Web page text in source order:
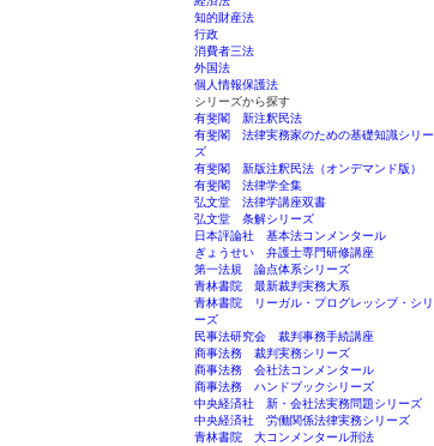
知的財産法
行政
消費者三法
外国法
個人情報保護法
シリーズから探す
有斐閣 新注釈民法
有斐閣 法律実務家のための基礎知識シリー
ズ
有斐閣 新版注釈民法（オンデマンド版）
有斐閣 法律学全集
弘文堂 法律学講座双書
弘文堂 条解シリーズ
日本評論社 基本法コンメンタール
ぎょうせい 弁護士専門研修講座
第一法規 論点体系シリーズ
青林書院 最新裁判実務大系
青林書院 リーガル・プログレッシブ・シリ
ーズ
民事法研究会 裁判事務手続講座
商事法務 裁判実務シリーズ
商事法務 会社法コンメンタール
商事法務 ハンドブックシリーズ
中央経済社 新・会社法実務問題シリーズ
中央経済社 労働関係法律実務シリーズ
青林書院 大コンメンタール刑法